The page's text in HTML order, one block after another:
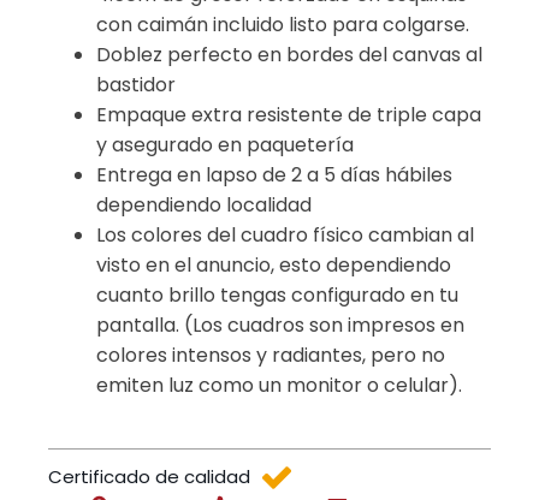
con caimán incluido listo para colgarse.
Doblez perfecto en bordes del canvas al
bastidor
Empaque extra resistente de triple capa
y asegurado en paquetería
Entrega en lapso de 2 a 5 días hábiles
dependiendo localidad
Los colores del cuadro físico cambian al
visto en el anuncio, esto dependiendo
cuanto brillo tengas configurado en tu
pantalla. (Los cuadros son impresos en
colores intensos y radiantes, pero no
emiten luz como un monitor o celular).
Certificado de calidad